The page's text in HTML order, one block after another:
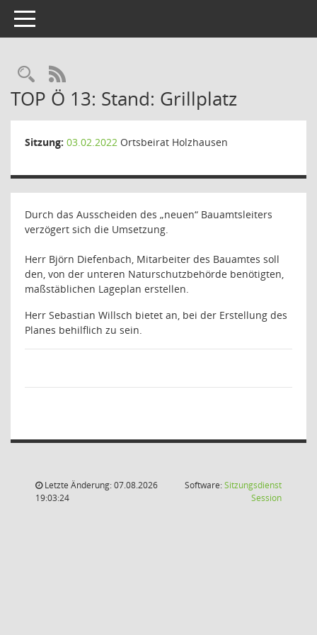
Toggle navigation
Rechercheauswahl
RSS-Feed
TOP Ö 13: Stand: Grillplatz
Sitzung: 03.02.2022 Ortsbeirat Holzhausen
Durch das Ausscheiden des „neuen“ Bauamtsleiters
verzögert sich die Umsetzung.
Herr Björn Diefenbach, Mitarbeiter des Bauamtes soll
den, von der unteren Naturschutzbehörde benötigten,
maßstäblichen Lageplan erstellen.
Herr Sebastian Willsch bietet an, bei der Erstellung des
Planes behilflich zu sein.
Letzte Änderung: 07.08.2026
19:03:24
Software:Sitzungsdienst
Session(Wird in